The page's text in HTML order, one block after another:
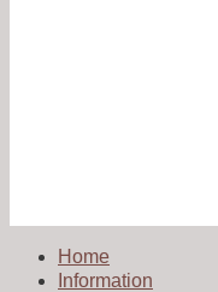
Home
Information